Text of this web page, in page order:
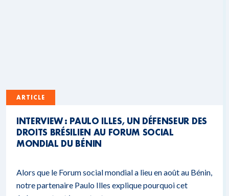
ARTICLE
INTERVIEW : PAULO ILLES, UN DÉFENSEUR DES
DROITS BRÉSILIEN AU FORUM SOCIAL
MONDIAL DU BÉNIN
Alors que le Forum social mondial a lieu en août au Bénin,
notre partenaire Paulo Illes explique pourquoi cet